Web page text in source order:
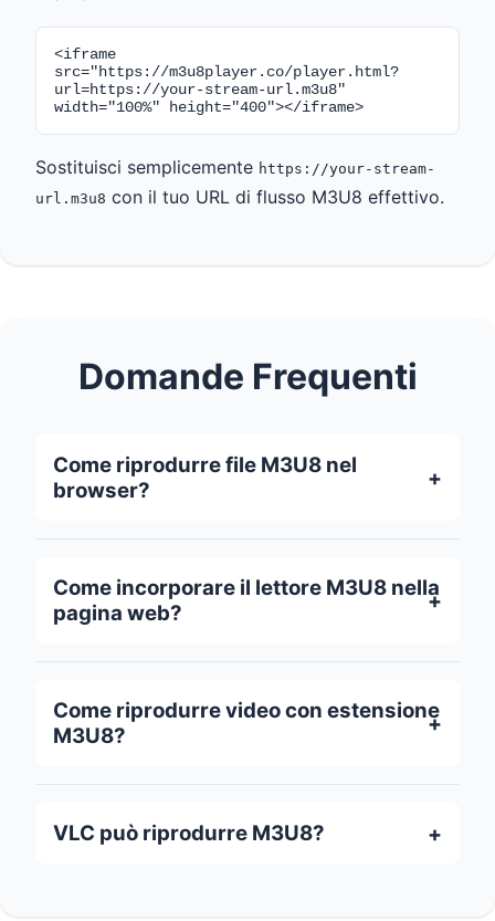
<iframe
src="https://m3u8player.co/player.html?
url=https://your-stream-url.m3u8"
width="100%" height="400"></iframe>
Sostituisci semplicemente https://your-stream-
url.m3u8 con il tuo URL di flusso M3U8 effettivo.
Domande Frequenti
Come riprodurre file M3U8 nel
browser?
Come incorporare il lettore M3U8 nella
pagina web?
Come riprodurre video con estensione
M3U8?
VLC può riprodurre M3U8?